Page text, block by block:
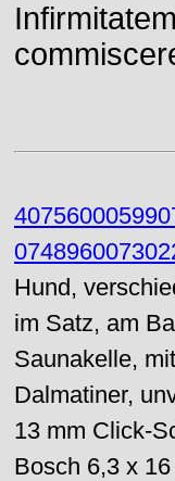
Hund,
im Satz, am
Saunakelle,
Dalmatiner,
13 mm Click-
Bosch 6,3 x